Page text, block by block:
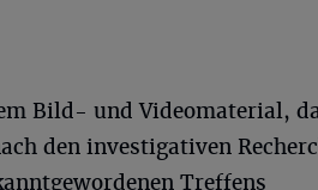
Bild- und Videomaterial,
den investigativen
Treffens